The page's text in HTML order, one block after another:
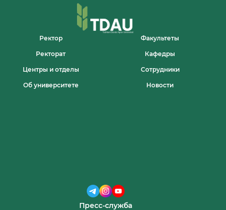
Ректор Факультеты
Ректорат Кафедры
Центры и отделы Сотрудники
Об университете Новости
Пресс-служба